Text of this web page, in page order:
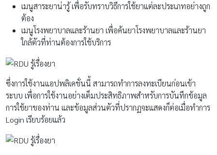
เมนูสาระยาน่ารู้ เพื่อรับทราบวิธีการใช้ยาแต่ละประเภทอย่างถูก
ต้อง
เมนูโรงพยาบาลและร้านยา เพื่อค้นยาโรงพยาบาลและร้านยา
ใกล้ตัวที่ท่านต้องการใช้บริการ
ซึ่งการใช้งานแอปพลิเคชั่นนี้ สามารถทำการลงทะเบียนก่อนเข้า
ระบบ เพื่อการใช้งานอย่างเต็มประสิทธิภาพสำหรับการบันทึกข้อมูล
การใช้ยาของท่าน และข้อมูลส่วนตัวที่ปรากฏจะแสดงก็ต่อเมื่อทำการ
Login เรียบร้อยแล้ว